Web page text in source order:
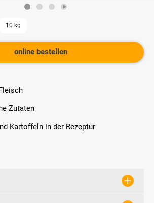
Zutaten
Kartoffeln in der Rezeptur
10 kg
online bestellen